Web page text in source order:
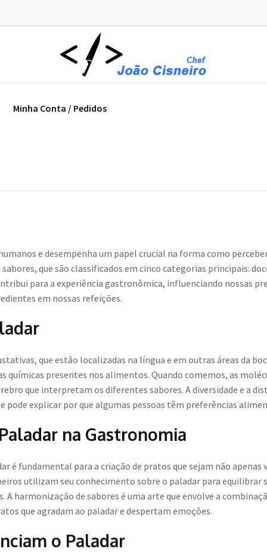
Minha Conta / Pedidos
e desempenha um papel crucial na forma como
que são classificados em cinco categorias principais:
para a experiência gastronômica, influenciando nossas
em nossas refeições.
que estão localizadas na língua e em outras áreas da
químicas presentes nos alimentos. Quando comemos, as
que interpretam os diferentes sabores. A diversidade e a
pode explicar por que algumas pessoas têm preferências
na Gastronomia
é fundamental para a criação de pratos que sejam não
utilizam seu conhecimento sobre o paladar para equilibrar
A harmonização de sabores é uma arte que envolve a
que agradam ao paladar e despertam emoções.
o Paladar